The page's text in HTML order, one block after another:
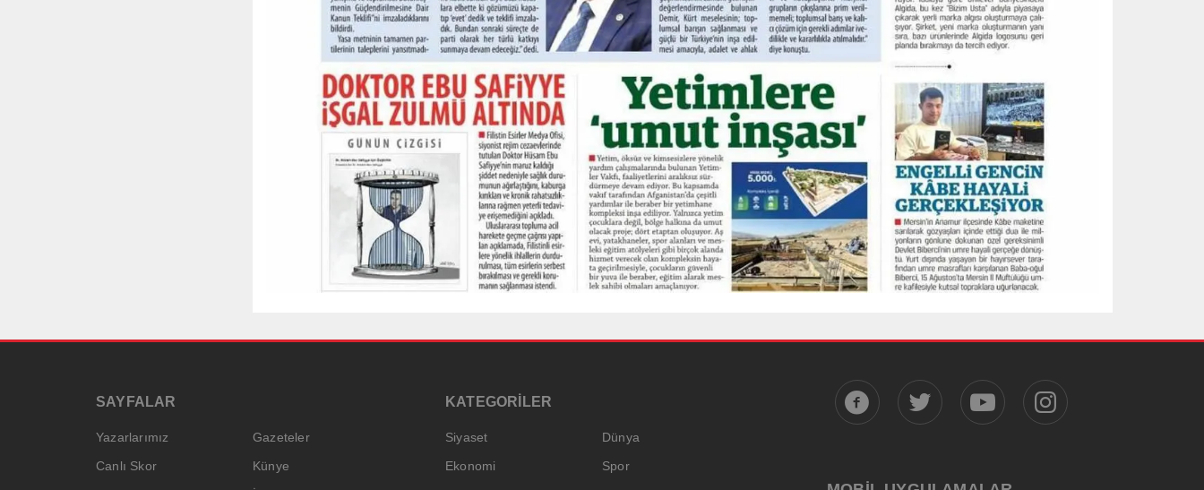
SAYFALAR
Yazarlarımız
Gazeteler
Canlı Skor
Künye
KATEGORİLER
Siyaset
Dünya
Ekonomi
Spor